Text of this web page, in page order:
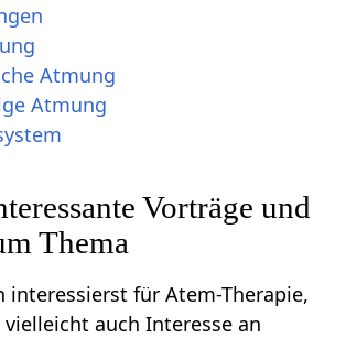
Atmung
Atmung
Vorträge und
Thema
interessierst für Atem-Therapie,
auch Interesse an